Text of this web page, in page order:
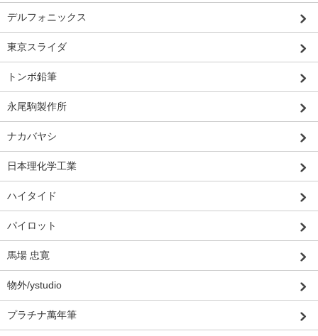
デルフォニックス
東京スライダ
トンボ鉛筆
永尾駒製作所
ナカバヤシ
日本理化学工業
ハイタイド
パイロット
馬場 忠寛
物外/ystudio
プラチナ萬年筆